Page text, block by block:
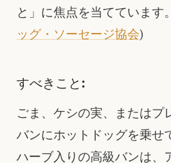
と」に焦点を当てています。
ッグ・ソーセージ協会)
すべきこと:
ごま、ケシの実、またはプ
バンにホットドッグを乗せ
ハーブ入りの高級バンは、